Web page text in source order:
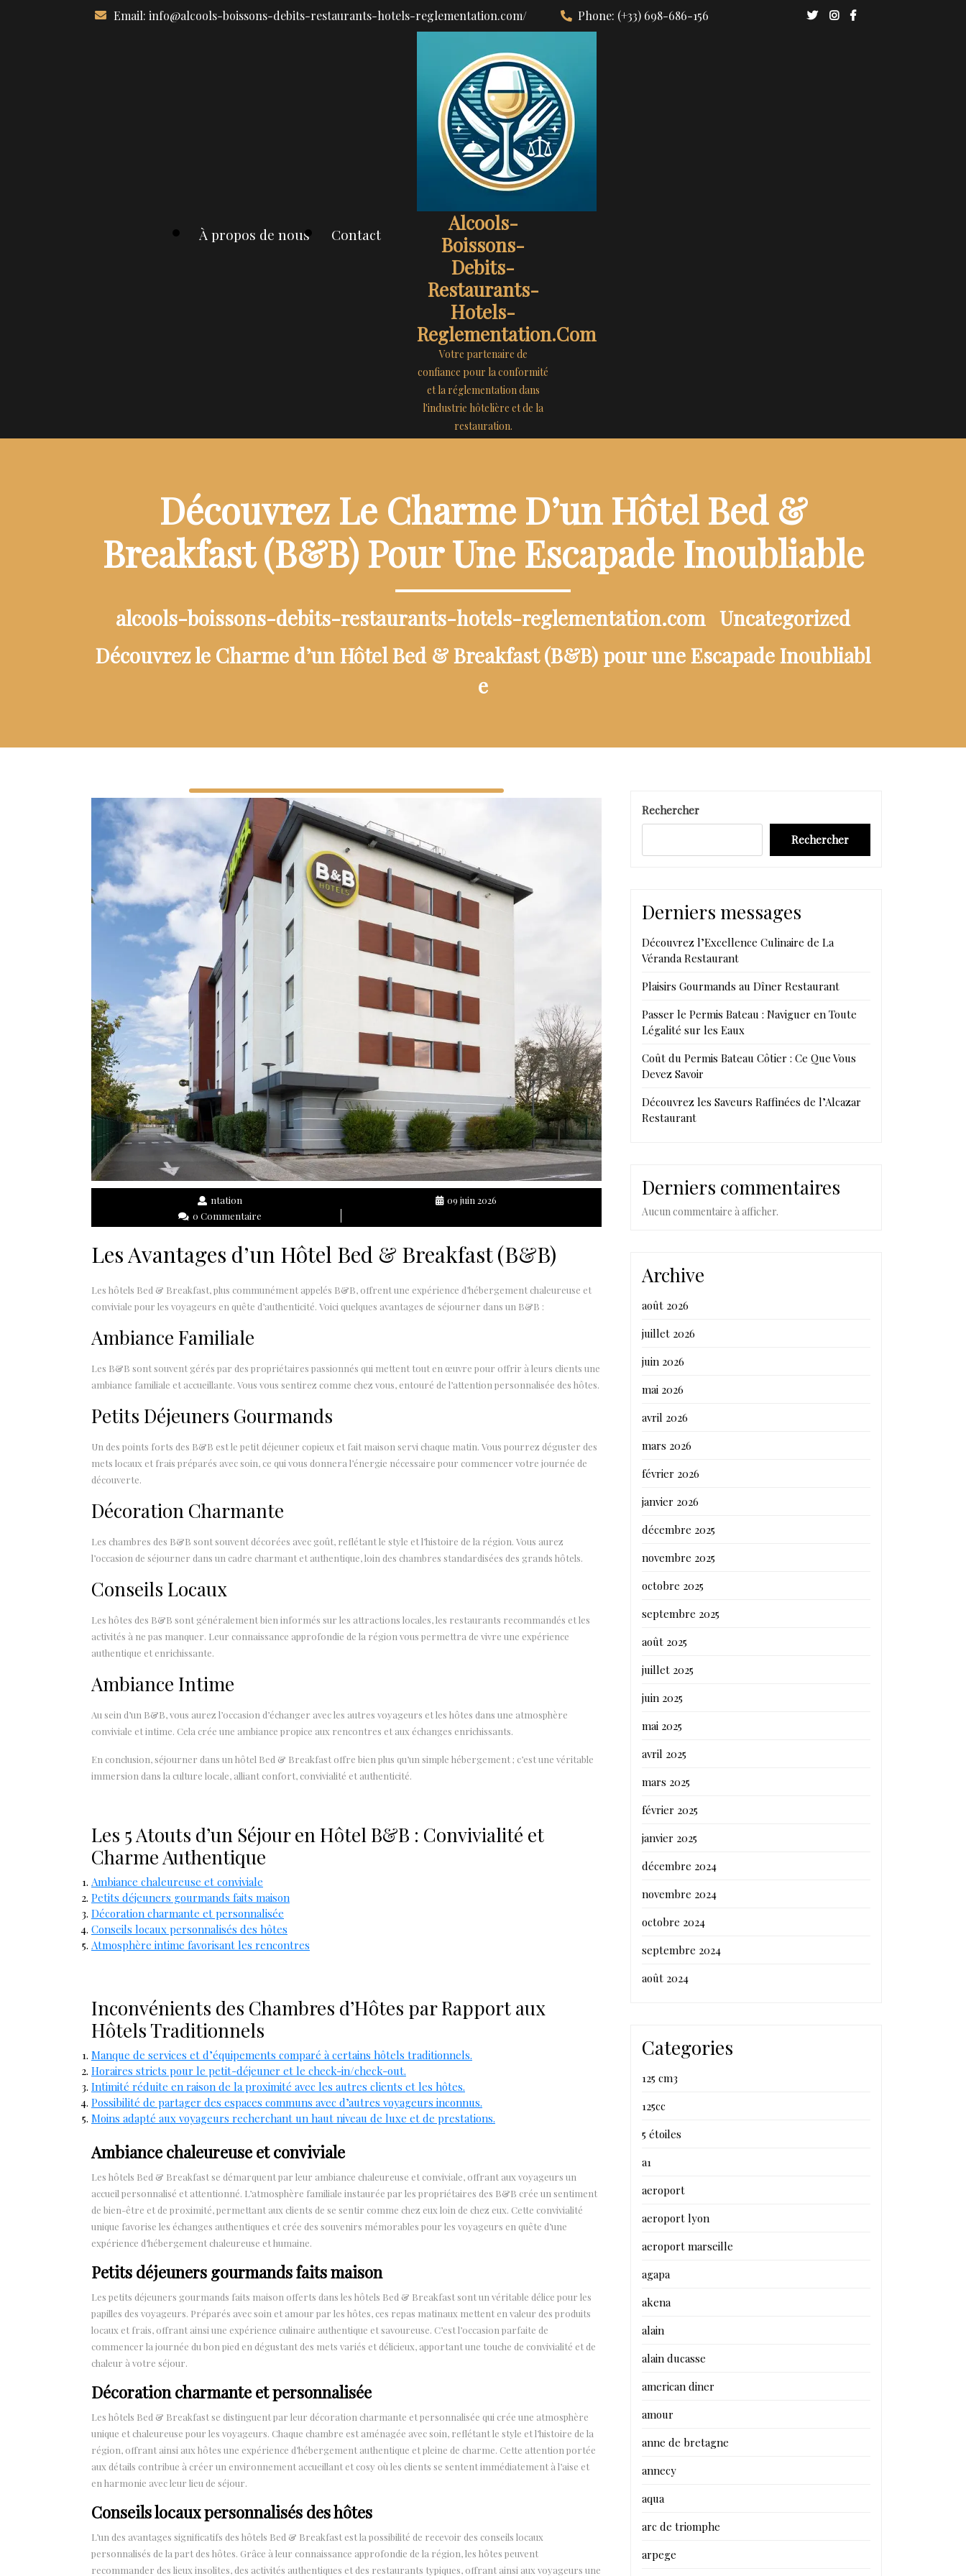
Email: info@alcools-boissons-debits-restaurants-hotels-reglementation.com/ Phone: (+33) 698-686-156
À propos de nous Contact
Alcools-
Boissons-
Debits-
Restaurants-
Hotels-
Reglementation.com
Votre partenaire de
confiance pour la conformité
et la réglementation dans
l'industrie hôtelière et de la
restauration.
Découvrez Le Charme D’un Hôtel Bed &
Breakfast (B&B) Pour Une Escapade Inoubliable
alcools-boissons-debits-restaurants-hotels-reglementation.com Uncategorized
Découvrez le Charme d’un Hôtel Bed & Breakfast (B&B) pour une Escapade Inoubliabl
e
ntation
09 juin 2026
0 Commentaire
Les Avantages d’un Hôtel Bed & Breakfast (B&B)
Les hôtels Bed & Breakfast, plus communément appelés B&B, offrent une expérience d’hébergement chaleureuse et
conviviale pour les voyageurs en quête d’authenticité. Voici quelques avantages de séjourner dans un B&B :
Ambiance Familiale
Les B&B sont souvent gérés par des propriétaires passionnés qui mettent tout en œuvre pour offrir à leurs clients une
ambiance familiale et accueillante. Vous vous sentirez comme chez vous, entouré de l’attention personnalisée des hôtes.
Petits Déjeuners Gourmands
Un des points forts des B&B est le petit déjeuner copieux et fait maison servi chaque matin. Vous pourrez déguster des
mets locaux et frais préparés avec soin, ce qui vous donnera l’énergie nécessaire pour commencer votre journée de
découverte.
Décoration Charmante
Les chambres des B&B sont souvent décorées avec goût, reflétant le style et l’histoire de la région. Vous aurez
l’occasion de séjourner dans un cadre charmant et authentique, loin des chambres standardisées des grands hôtels.
Conseils Locaux
Les hôtes des B&B sont généralement bien informés sur les attractions locales, les restaurants recommandés et les
activités à ne pas manquer. Leur connaissance approfondie de la région vous permettra de vivre une expérience
authentique et enrichissante.
Ambiance Intime
Au sein d’un B&B, vous aurez l’occasion d’échanger avec les autres voyageurs et les hôtes dans une atmosphère
conviviale et intime. Cela crée une ambiance propice aux rencontres et aux échanges enrichissants.
En conclusion, séjourner dans un hôtel Bed & Breakfast offre bien plus qu’un simple hébergement ; c’est une véritable
immersion dans la culture locale, alliant confort, convivialité et authenticité.
Les 5 Atouts d’un Séjour en Hôtel B&B : Convivialité et
Charme Authentique
Ambiance chaleureuse et conviviale
Petits déjeuners gourmands faits maison
Décoration charmante et personnalisée
Conseils locaux personnalisés des hôtes
Atmosphère intime favorisant les rencontres
Inconvénients des Chambres d’Hôtes par Rapport aux
Hôtels Traditionnels
Manque de services et d’équipements comparé à certains hôtels traditionnels.
Horaires stricts pour le petit-déjeuner et le check-in/check-out.
Intimité réduite en raison de la proximité avec les autres clients et les hôtes.
Possibilité de partager des espaces communs avec d’autres voyageurs inconnus.
Moins adapté aux voyageurs recherchant un haut niveau de luxe et de prestations.
Ambiance chaleureuse et conviviale
Les hôtels Bed & Breakfast se démarquent par leur ambiance chaleureuse et conviviale, offrant aux voyageurs un
accueil personnalisé et attentionné. L’atmosphère familiale instaurée par les propriétaires des B&B crée un sentiment
de bien-être et de proximité, permettant aux clients de se sentir comme chez eux loin de chez eux. Cette convivialité
unique favorise les échanges authentiques et crée des souvenirs mémorables pour les voyageurs en quête d’une
expérience d’hébergement chaleureuse et humaine.
Petits déjeuners gourmands faits maison
Les petits déjeuners gourmands faits maison offerts dans les hôtels Bed & Breakfast sont un véritable délice pour les
papilles des voyageurs. Préparés avec soin et amour par les hôtes, ces repas matinaux mettent en valeur des produits
locaux et frais, offrant ainsi une expérience culinaire authentique et savoureuse. C’est l’occasion parfaite de
commencer la journée du bon pied en dégustant des mets variés et délicieux, apportant une touche de convivialité et de
chaleur à votre séjour.
Décoration charmante et personnalisée
Les hôtels Bed & Breakfast se distinguent par leur décoration charmante et personnalisée qui crée une atmosphère
unique et chaleureuse pour les voyageurs. Chaque chambre est aménagée avec soin, reflétant le style et l’histoire de la
région, offrant ainsi aux hôtes une expérience d’hébergement authentique et pleine de charme. Cette attention portée
aux détails contribue à créer un environnement accueillant et cosy où les clients se sentent immédiatement à l’aise et
en harmonie avec leur lieu de séjour.
Conseils locaux personnalisés des hôtes
L’un des avantages significatifs des hôtels Bed & Breakfast est la possibilité de recevoir des conseils locaux
personnalisés de la part des hôtes. Grâce à leur connaissance approfondie de la région, les hôtes peuvent
recommander des lieux insolites, des activités authentiques et des restaurants typiques, offrant ainsi aux voyageurs une
Rechercher
Rechercher
Derniers messages
Découvrez l’Excellence Culinaire de La
Véranda Restaurant
Plaisirs Gourmands au Dîner Restaurant
Passer le Permis Bateau : Naviguer en Toute
Légalité sur les Eaux
Coût du Permis Bateau Côtier : Ce Que Vous
Devez Savoir
Découvrez les Saveurs Raffinées de l’Alcazar
Restaurant
Derniers commentaires
Aucun commentaire à afficher.
Archive
août 2026
juillet 2026
juin 2026
mai 2026
avril 2026
mars 2026
février 2026
janvier 2026
décembre 2025
novembre 2025
octobre 2025
septembre 2025
août 2025
juillet 2025
juin 2025
mai 2025
avril 2025
mars 2025
février 2025
janvier 2025
décembre 2024
novembre 2024
octobre 2024
septembre 2024
août 2024
Categories
125 cm3
125cc
5 étoiles
a1
aeroport
aeroport lyon
aeroport marseille
agapa
akena
alain
alain ducasse
american diner
amour
anne de bretagne
annecy
aqua
arc de triomphe
arpege